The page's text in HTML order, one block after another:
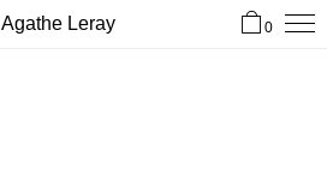
Agathe Leray 0